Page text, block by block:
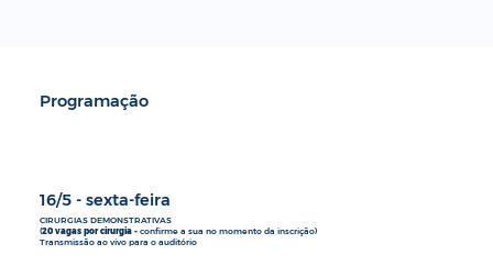
Programação
16/5 - sexta-feira
CIRURGIAS DEMONSTRATIVAS
(20 vagas por cirurgia -confirme a sua no momento da inscrição)
Transmissão ao vivo para o auditório